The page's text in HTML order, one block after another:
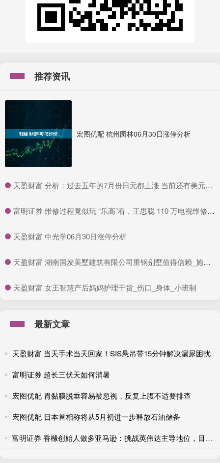
推荐资讯
宏图优配 杭州园林06月30日涨停分析
​天盈财富 分析：过去五年的7月份日元都上涨 当前还有美元疲弱的主旋律
​富明证券 维修过程竟似玩 “乐高”看，王思聪 110 万电视维修方式的神奇_MicroLED_模组_科技
​天盈财富 中光学06月30日涨停分析
​天盈财富 湖南国发美墅建筑有限公司重钢别墅值得信赖_施工_客户_专业
​天盈财富 女王智慧产后妈妈护理干货_伤口_身体_小班制
最新文章
天盈财富 当天手术当天回家！SIS悬吊带15分钟解决漏尿困扰
富明证券 超长三伏天如何消暑
宏图优配 胃黏膜脱垂容易被忽视，反复上腹不适要排查
宏图优配 日本首相称将从5月初进一步释放石油储备
富明证券 香橼创始人做多亚马逊：挑战英伟达主导地位，目标价300美元